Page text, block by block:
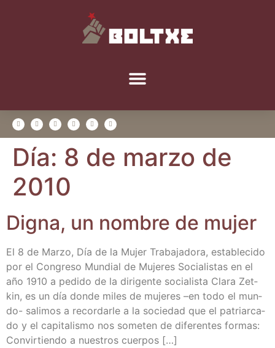
Día: 8 de marzo de
2010
Dig­na, un nom­bre de mujer
El 8 de Mar­zo, Día de la Mujer Tra­ba­ja­do­ra, esta­ble­ci­do
por el Con­gre­so Mun­dial de Muje­res Socia­lis­tas en el
año 1910 a pedi­do de la diri­gen­te socia­lis­ta Cla­ra Zet­
kin, es un día don­de miles de muje­res –en todo el mun­­
do- sali­mos a recor­dar­le a la socie­dad que el patriar­ca­
do y el capi­ta­lis­mo nos some­ten de dife­ren­tes for­mas:
Con­vir­tien­do a nues­tros cuerpos […]